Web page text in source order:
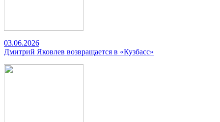
03.06.2026
Дмитрий Яковлев возвращается в «Кузбасс»